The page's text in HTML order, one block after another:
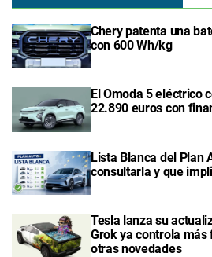
Chery patenta una
con 600 Wh/kg
El Omoda 5 eléctrico
22.890 euros con
Lista Blanca del Plan
consultarla y que
Tesla lanza su
Grok ya controla más
otras novedades